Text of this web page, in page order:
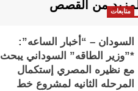
من القصص متابعات
السودان – “أخبار الساعه”:
*”وزير الطاقه” السوداني يبحث
مع نظيره المصري إستكمال
المرحله الثانيه لمشروع خط